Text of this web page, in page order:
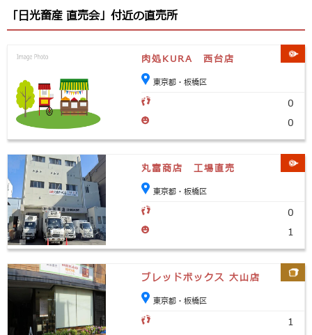
「日光畜産 直売会」付近の直売所
肉処KURA 西台店
東京都・板橋区
0
0
丸富商店 工場直売
東京都・板橋区
0
1
ブレッドボックス 大山店
東京都・板橋区
1